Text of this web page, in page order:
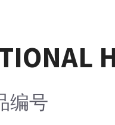
编号